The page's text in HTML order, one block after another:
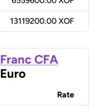
13119200.00 XOF
Franc CFA
Euro
Rate